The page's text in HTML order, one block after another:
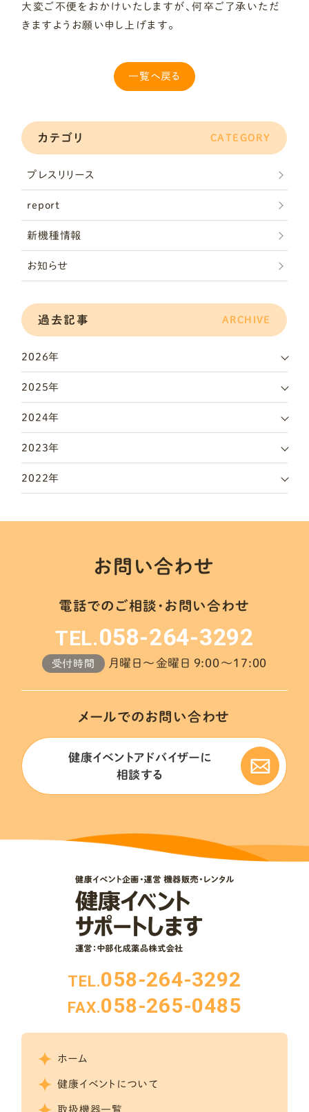
大変ご不便をおかけいたしますが、何卒ご了承いただ
きますようお願い申し上げます。
一覧へ戻る
カテゴリ CATEGORY
プレスリリース
report
新機種情報
お知らせ
過去記事 ARCHIVE
2026年
2025年
2024年
2023年
2022年
お問い合わせ
電話でのご相談・お問い合わせ
TEL.058-264-3292
受付時間 月曜日～金曜日 9:00～17:00
メールでのお問い合わせ
健康イベントアドバイザーに
相談する
TEL.058-264-3292
FAX.058-265-0485
ホーム
健康イベントについて
取扱機器一覧